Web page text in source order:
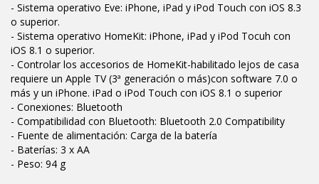
- Sistema operativo Eve: iPhone, iPad y iPod Touch con iOS 8.3
o superior.
- Sistema operativo HomeKit: iPhone, iPad y iPod Tocuh con
iOS 8.1 o superior.
- Controlar los accesorios de HomeKit-habilitado lejos de casa
requiere un Apple TV (3ª generación o más)con software 7.0 o
más y un iPhone. iPad o iPod Touch con iOS 8.1 o superior
- Conexiones: Bluetooth
- Compatibilidad con Bluetooth: Bluetooth 2.0 Compatibility
- Fuente de alimentación: Carga de la batería
- Baterías: 3 x AA
- Peso: 94 g